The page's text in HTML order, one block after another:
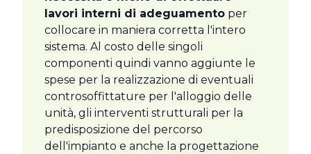
lavori interni di adeguamento per
collocare in maniera corretta l'intero
sistema. Al costo delle singoli
componenti quindi vanno aggiunte le
spese per la realizzazione di eventuali
controsoffittature per l'alloggio delle
unità, gli interventi strutturali per la
predisposizione del percorso
dell'impianto e anche la progettazione